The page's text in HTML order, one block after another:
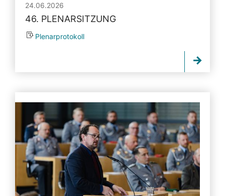
24.06.2026
46. PLENARSITZUNG
Plenarprotokoll